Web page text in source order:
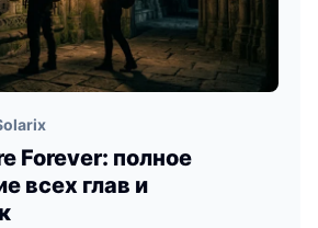
Forever: полное
всех глав и